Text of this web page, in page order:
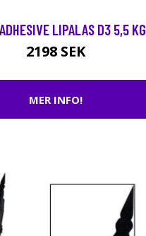
LIPALAS D3 5,5 KG
2198 SEK
MER INFO!